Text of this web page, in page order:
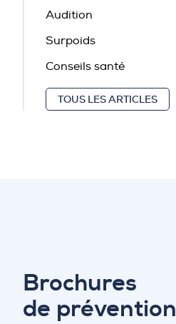
Audition
Surpoids
Conseils santé
TOUS LES ARTICLES
Brochures
de prévention